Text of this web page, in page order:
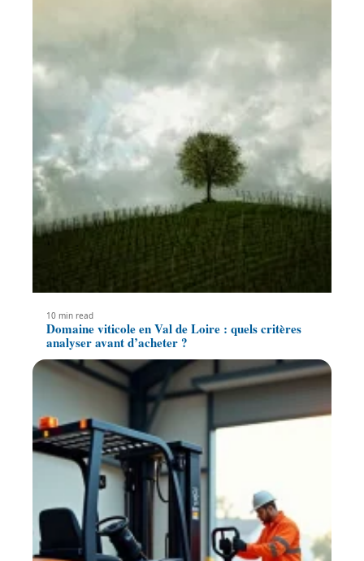
10 min read
Domaine viticole en Val de Loire : quels critères
analyser avant d’acheter ?